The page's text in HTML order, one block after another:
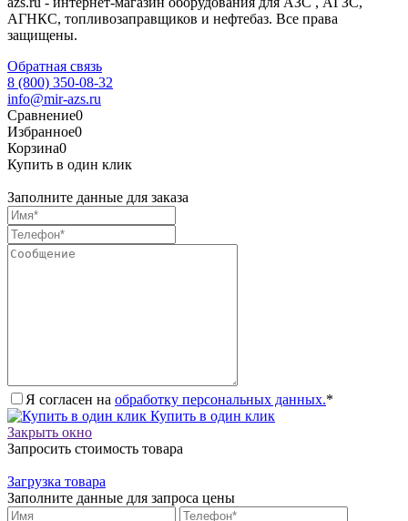
АГНКС, топливозаправщиков и нефтебаз. Все права
защищены.
Обратная связь
8 (800) 350-08-32
info@mir-azs.ru
Сравнение0
Избранное0
Корзина0
Купить в один клик
Заполните данные для заказа
Я согласен на обработку персональных данных.*
Купить в один клик
Закрыть окно
Запросить стоимость товара
Загрузка товара
Заполните данные для запроса цены